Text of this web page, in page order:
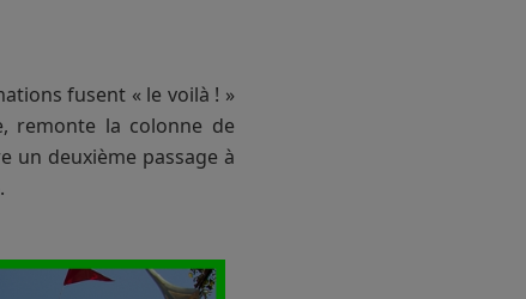
fusent « le voilà ! »
remonte la colonne de
un deuxième passage à